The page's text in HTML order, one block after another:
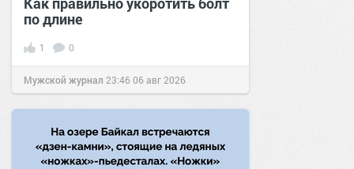
по длине
1 0
Мужской журнал 23:4606 авг 2026